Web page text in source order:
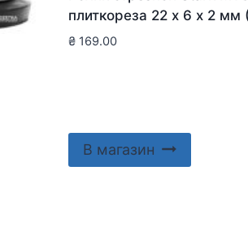
плиткореза 22 х 6 х 2 мм
₴ 169.00
В магазин